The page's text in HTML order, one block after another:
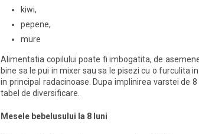
kiwi,
pepene,
mure
Alimentatia copilului poate fi imbogatita, de
bine sa le pui in mixer sau sa le pisezi cu o furculita
in principal radacinoase. Dupa implinirea varstei de
tabel de diversificare.
Mesele bebelusului la 8 luni